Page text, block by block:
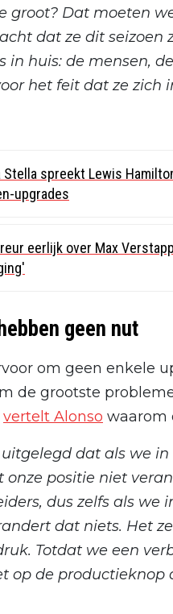
groot? Dat moeten
dat ze dit seizoen
in huis: de mensen,
het feit dat ze zich
Stella spreekt Lewis
upgrades
eerlijk over Max
geen nut
om geen enkele
de grootste
vertelt Alonso waarom
dat als we
positie niet
dus zelfs als we
dat niets. Het
Totdat we een
op de